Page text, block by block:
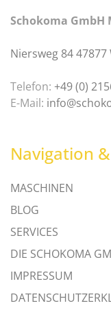
Schokoma
Niersweg 84
Telefon: +49 (0)
E-Mail:
Navigation
MASCHINEN
BLOG
SERVICES
DIE SCHOKOMA
IMPRESSUM